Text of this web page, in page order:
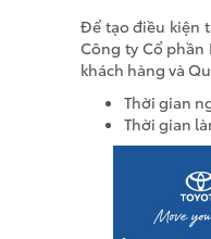
Để tạo điều kiện
Công ty Cổ phần
khách hàng và
Thời gian
Thời gian